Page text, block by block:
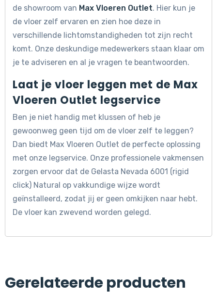
de showroom van Max Vloeren Outlet. Hier kun je
de vloer zelf ervaren en zien hoe deze in
verschillende lichtomstandigheden tot zijn recht
komt. Onze deskundige medewerkers staan klaar om
je te adviseren en al je vragen te beantwoorden.
Laat je vloer leggen met de Max
Vloeren Outlet legservice
Ben je niet handig met klussen of heb je
gewoonweg geen tijd om de vloer zelf te leggen?
Dan biedt Max Vloeren Outlet de perfecte oplossing
met onze legservice. Onze professionele vakmensen
zorgen ervoor dat de Gelasta Nevada 6001 (rigid
click) Natural op vakkundige wijze wordt
geïnstalleerd, zodat jij er geen omkijken naar hebt.
De vloer kan zwevend worden gelegd.
Gerelateerde producten